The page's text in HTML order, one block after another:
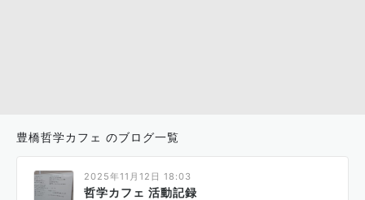
豊橋哲学カフェ のブログ一覧
2025年11月12日 18:03
哲学カフェ 活動記録